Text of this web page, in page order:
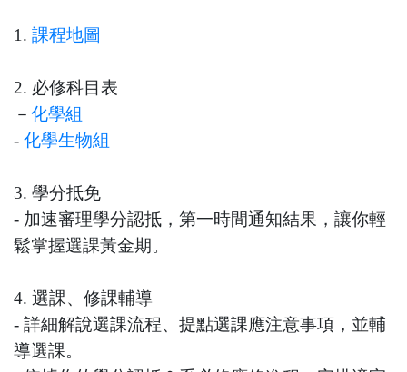
1. 課程地圖
2. 必修科目表
－ 化學組
- 化學生物組
3. 學分抵免
- 加速審理學分認抵，第一時間通知結果，讓你輕
鬆掌握選課黃金期。
4. 選課、修課輔導
- 詳細解說選課流程、提點選課應注意事項，並輔
導選課。